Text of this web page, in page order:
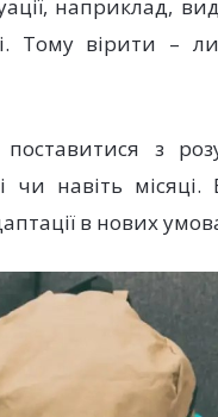
наприклад,
Тому вірити –
поставитися з
навіть місяці.
в нових